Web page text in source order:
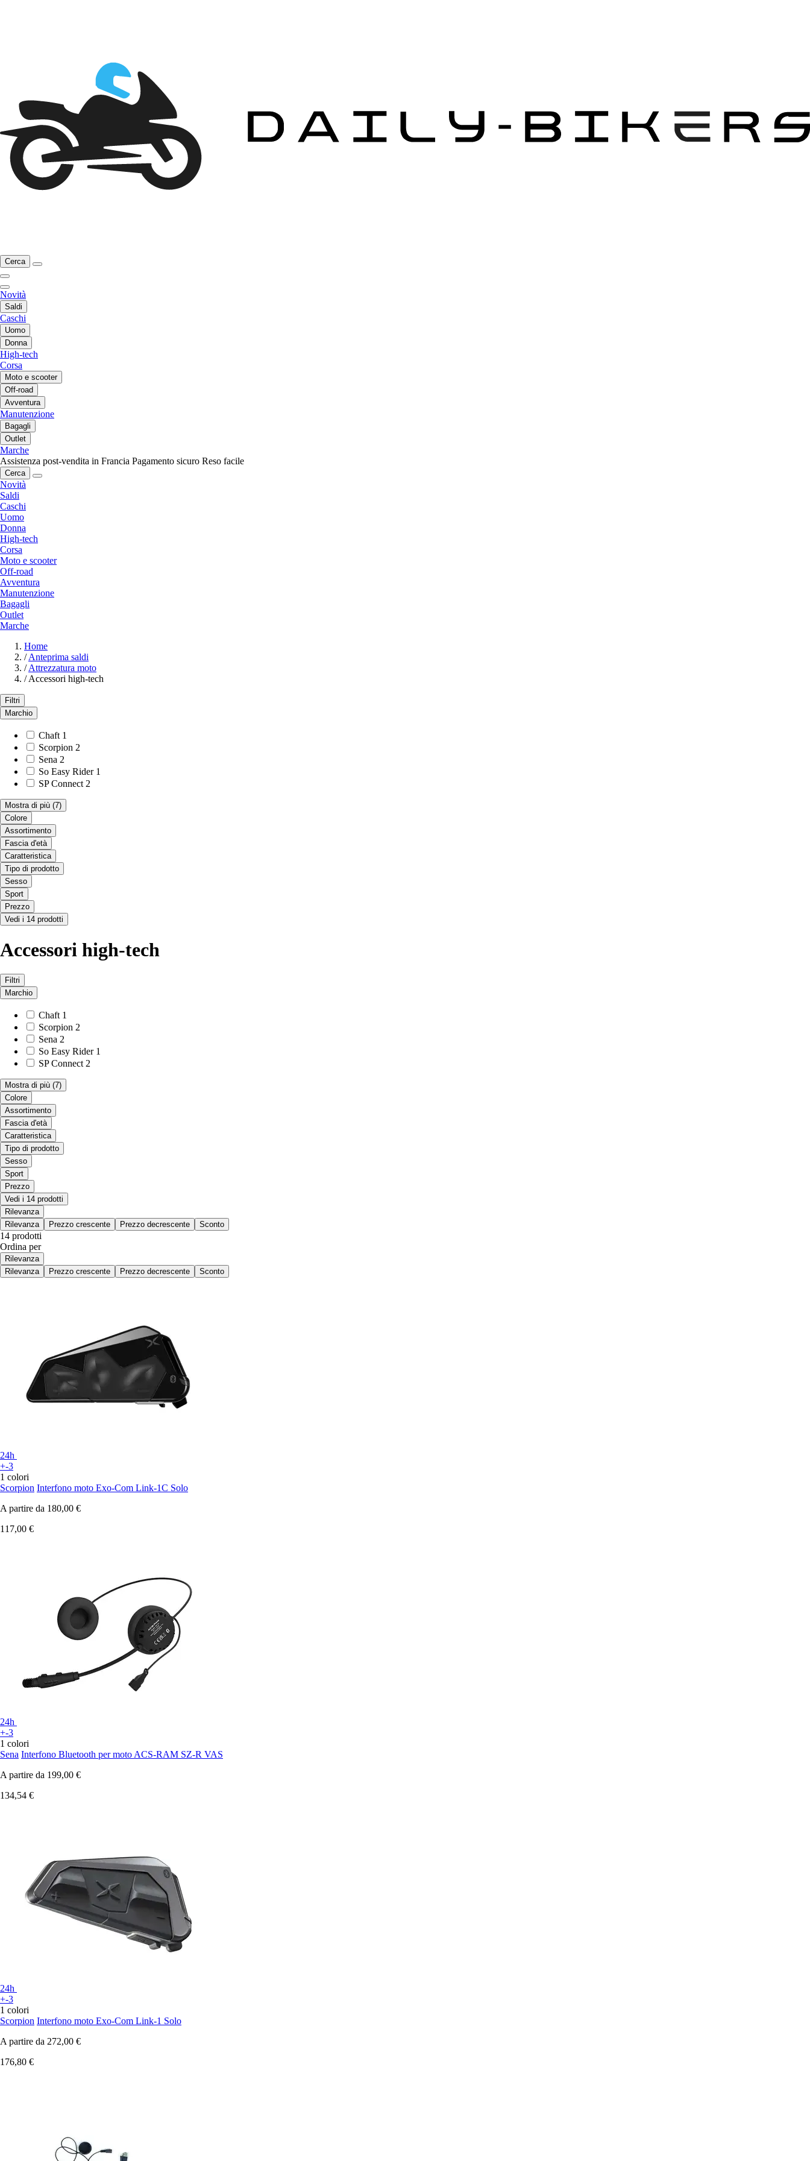
Cerca
Novità
Saldi
Caschi
Uomo
Donna
High-tech
Corsa
Moto e scooter
Off-road
Avventura
Manutenzione
Bagagli
Outlet
Marche
Assistenza post-vendita in Francia Pagamento sicuro Reso facile
Cerca
Novità
Saldi
Caschi
Uomo
Donna
High-tech
Corsa
Moto e scooter
Off-road
Avventura
Manutenzione
Bagagli
Outlet
Marche
Home
/ Anteprima saldi
/ Attrezzatura moto
/ Accessori high-tech
Filtri
Marchio
Chaft 1
Scorpion 2
Sena 2
So Easy Rider 1
SP Connect 2
Mostra di più (7)
Colore
Assortimento
Fascia d'età
Caratteristica
Tipo di prodotto
Sesso
Sport
Prezzo
Vedi i 14 prodotti
Accessori high-tech
Filtri
Marchio
Chaft 1
Scorpion 2
Sena 2
So Easy Rider 1
SP Connect 2
Mostra di più (7)
Colore
Assortimento
Fascia d'età
Caratteristica
Tipo di prodotto
Sesso
Sport
Prezzo
Vedi i 14 prodotti
Rilevanza
Rilevanza
Prezzo crescente Prezzo decrescente Sconto
14 prodotti
Ordina per
Rilevanza
Rilevanza
Prezzo crescente Prezzo decrescente Sconto
24h
+-3
1 colori
Scorpion Interfono moto Exo-Com Link-1C Solo
A partire da 180,00 €
117,00 €
24h
+-3
1 colori
Sena Interfono Bluetooth per moto ACS-RAM SZ-R VAS
A partire da 199,00 €
134,54 €
24h
+-3
1 colori
Scorpion Interfono moto Exo-Com Link-1 Solo
A partire da 272,00 €
176,80 €